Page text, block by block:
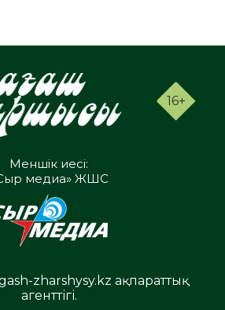
16+
Меншік иесі:
медиа» ЖШС
zharshysy.kz ақпараттық
агенттігі.